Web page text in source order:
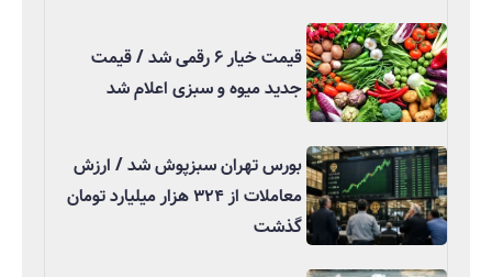
قیمت خیار ۶ رقمی شد / قیمت
جدید میوه و سبزی اعلام شد
بورس تهران سبزپوش شد / ارزش
معاملات از ۳۲۴ هزار میلیارد تومان
گذشت